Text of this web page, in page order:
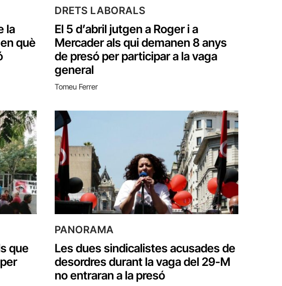
la
què
DRETS LABORALS
El 5 d’abril jutgen a Roger i a
Mercader als qui demanen 8 anys
de presó per participar a la vaga
general
Tomeu Ferrer
que
PANORAMA
Les dues sindicalistes acusades de
desordres durant la vaga del 29-M
no entraran a la presó